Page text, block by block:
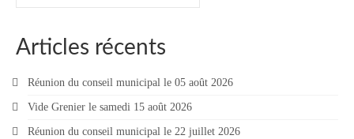
Articles récents
Réunion du conseil municipal le 05 août 2026
Vide Grenier le samedi 15 août 2026
Réunion du conseil municipal le 22 juillet 2026